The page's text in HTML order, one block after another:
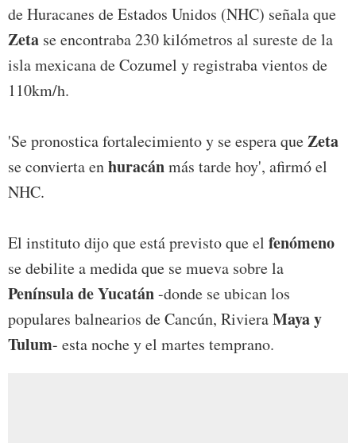
de Huracanes de Estados Unidos (NHC) señala que
Zeta se encontraba 230 kilómetros al sureste de la
isla mexicana de Cozumel y registraba vientos de
110km/h.
'Se pronostica fortalecimiento y se espera queZeta
se convierta enhuracánmás tarde hoy', afirmó el
NHC.
El instituto dijo que está previsto que el fenómeno
se debilite a medida que se mueva sobre la
Península de Yucatán-donde se ubican los
populares balnearios de Cancún, RivieraMaya y
Tulum- esta noche y el martes temprano.